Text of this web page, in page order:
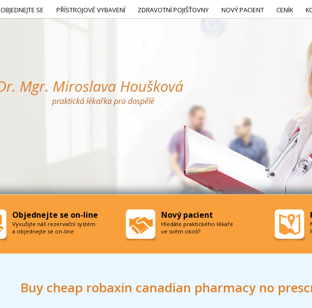
Buy cheap robaxin canadian pharmacy no
OBJEDNEJTE SE PŘÍSTROJOVÉ VYBAVENÍ ZDRAVOTNÍ POJIŠŤOVNY NOVÝ PACIENT CENÍK
Objednejte se on-line
Vyvužijte náš rezervační systém
a objednejte se on-line
Nový pacient
Hledáte praktického lékaře
ve svém okolí?